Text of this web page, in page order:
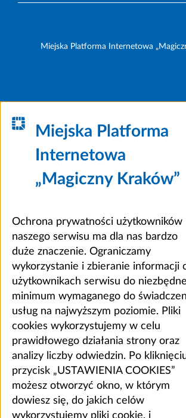
Miejska Platforma Internetowa
Miejska Platforma
Internetowa
„Magiczny Kraków”
Ochrona prywatności użytkowników
naszego serwisu ma dla nas bardzo
duże znaczenie. Ograniczamy
wykorzystanie i zbieranie informacji
użytkownikach serwisu do
minimum wymaganego do
usług na najwyższym poziomie. Pliki
cookies wykorzystujemy w celu
prawidłowego działania strony oraz
analizy liczby odwiedzin. Po
przycisk „USTAWIENIA COOKIES”
możesz otworzyć okno, w którym
dowiesz się, do jakich celów
wykorzystujemy pliki cookie, i